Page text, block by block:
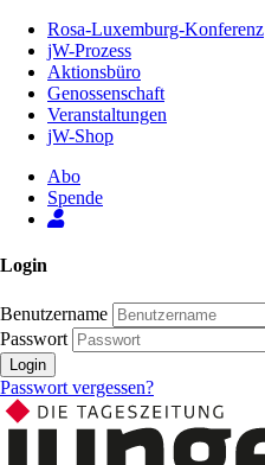
Inhalt
Seite
Rosa-Luxemburg-Konferenz
jW-Prozess
Aktionsbüro
Genossenschaft
Veranstaltungen
jW-Shop
Abo
Spende
Login
Benutzername
Passwort
Login
Passwort vergessen?